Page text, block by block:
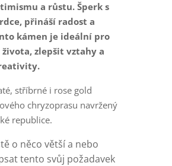
a růstu. Šperk s
přináší radost a
kámen je ideální pro
zlepšit vztahy a
stříbrné i rose gold
chryzoprasu navržený
republice.
o něco větší a nebo
tento svůj požadavek